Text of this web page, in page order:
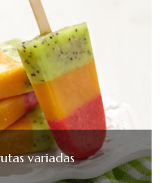
variadas